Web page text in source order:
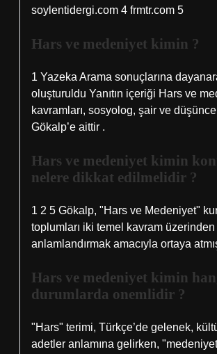
soylentidergi.com 4 frmtr.com 5
Hars ve medeniyet kimin ?
1 Yazeka Arama sonuçlarına
oluşturuldu Yanıtın içeriği Hars ve
kavramları, sosyolog, şair ve
Gökalp’e aittir .
Hars ve medeniyet kimin
nelere dikkat edilmelidir ?
1 2 5 Gökalp, "Hars ve Medeniyet"
toplumları iki temel kavram üzerinden
anlamlandırmak amacıyla ortaya
Hars ve medeniyet kimin
durumlarda onemlidir ?
"Hars" terimi, Türkçe’de gelenek,
adetler anlamına gelirken,